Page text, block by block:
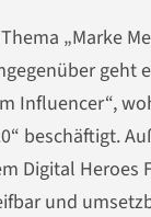
„Marke
geht
Influencer“,
beschäftigt.
Digital
und